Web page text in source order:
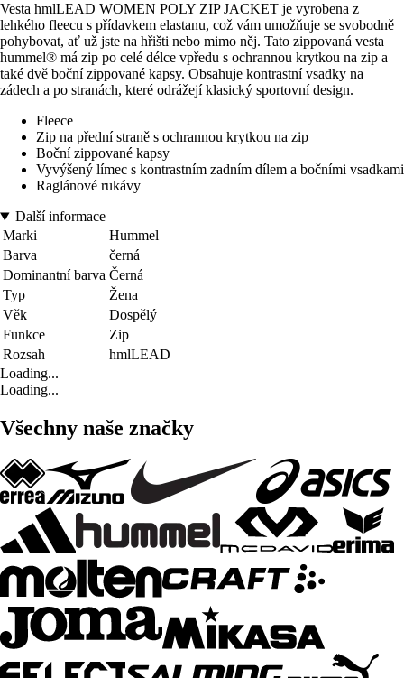
Vesta hmlLEAD WOMEN POLY ZIP JACKET je vyrobena z
lehkého fleecu s přídavkem elastanu, což vám umožňuje se svobodně
pohybovat, ať už jste na hřišti nebo mimo něj. Tato zippovaná vesta
hummel® má zip po celé délce vpředu s ochrannou krytkou na zip a
také dvě boční zippované kapsy. Obsahuje kontrastní vsadky na
zádech a po stranách, které odrážejí klasický sportovní design.
Fleece
Zip na přední straně s ochrannou krytkou na zip
Boční zippované kapsy
Vyvýšený límec s kontrastním zadním dílem a bočními vsadkami
Raglánové rukávy
Další informace
Marki
Hummel
Barva
černá
Dominantní barva Černá
Typ
Žena
Věk
Dospělý
Funkce
Zip
Rozsah
hmlLEAD
Loading...
Loading...
Všechny naše značky